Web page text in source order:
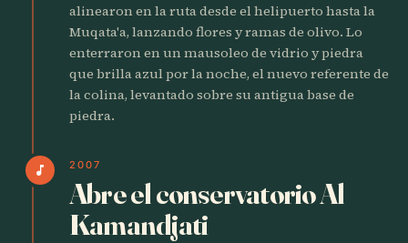
alinearon en la ruta desde el helipuerto hasta la
Muqata'a, lanzando flores y ramas de olivo. Lo
enterraron en un mausoleo de vidrio y piedra
que brilla azul por la noche, el nuevo referente de
la colina, levantado sobre su antigua base de
piedra.
music_note 2007
Abre el conservatorio Al
Kamandjati